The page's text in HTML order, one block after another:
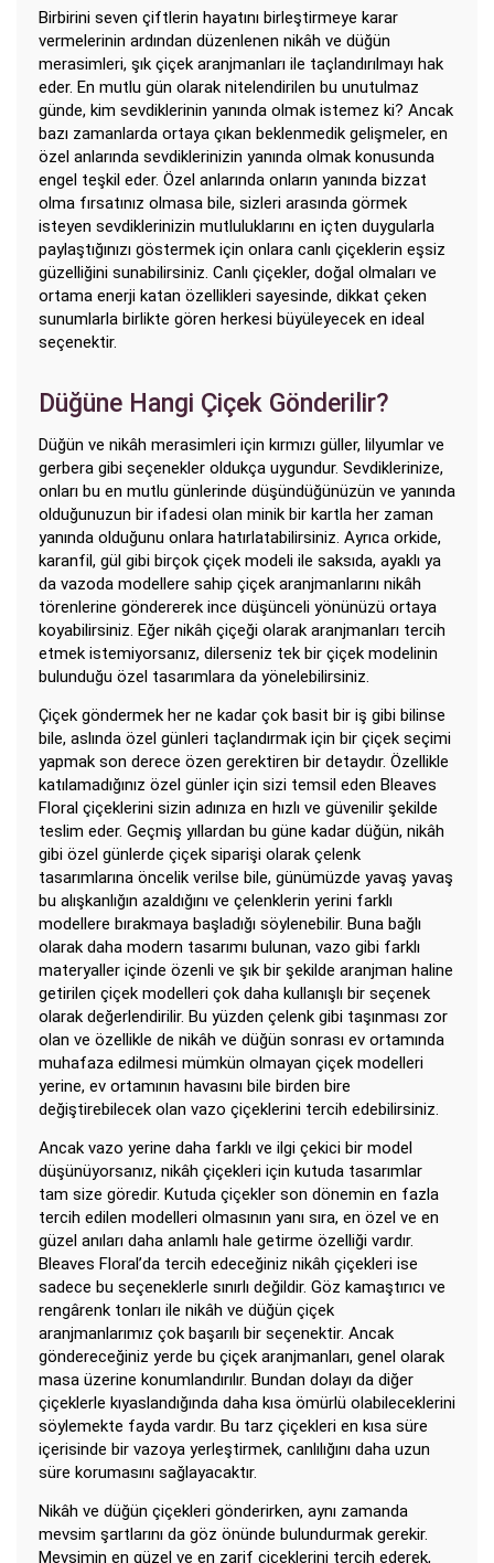
Birbirini seven çiftlerin hayatını birleştirmeye karar
vermelerinin ardından düzenlenen nikâh ve düğün
merasimleri, şık çiçek aranjmanları ile taçlandırılmayı hak
eder. En mutlu gün olarak nitelendirilen bu unutulmaz
günde, kim sevdiklerinin yanında olmak istemez ki? Ancak
bazı zamanlarda ortaya çıkan beklenmedik gelişmeler, en
özel anlarında sevdiklerinizin yanında olmak konusunda
engel teşkil eder. Özel anlarında onların yanında bizzat
olma fırsatınız olmasa bile, sizleri arasında görmek
isteyen sevdiklerinizin mutluluklarını en içten duygularla
paylaştığınızı göstermek için onlara canlı çiçeklerin eşsiz
güzelliğini sunabilirsiniz. Canlı çiçekler, doğal olmaları ve
ortama enerji katan özellikleri sayesinde, dikkat çeken
sunumlarla birlikte gören herkesi büyüleyecek en ideal
seçenektir.
Düğüne Hangi Çiçek Gönderilir?
Düğün ve nikâh merasimleri için kırmızı güller, lilyumlar ve
gerbera gibi seçenekler oldukça uygundur. Sevdiklerinize,
onları bu en mutlu günlerinde düşündüğünüzün ve yanında
olduğunuzun bir ifadesi olan minik bir kartla her zaman
yanında olduğunu onlara hatırlatabilirsiniz. Ayrıca orkide,
karanfil, gül gibi birçok çiçek modeli ile saksıda, ayaklı ya
da vazoda modellere sahip çiçek aranjmanlarını nikâh
törenlerine göndererek ince düşünceli yönünüzü ortaya
koyabilirsiniz. Eğer nikâh çiçeği olarak aranjmanları tercih
etmek istemiyorsanız, dilerseniz tek bir çiçek modelinin
bulunduğu özel tasarımlara da yönelebilirsiniz.
Çiçek göndermek her ne kadar çok basit bir iş gibi bilinse
bile, aslında özel günleri taçlandırmak için bir çiçek seçimi
yapmak son derece özen gerektiren bir detaydır. Özellikle
katılamadığınız özel günler için sizi temsil eden Bleaves
Floral çiçeklerini sizin adınıza en hızlı ve güvenilir şekilde
teslim eder. Geçmiş yıllardan bu güne kadar düğün, nikâh
gibi özel günlerde çiçek siparişi olarak çelenk
tasarımlarına öncelik verilse bile, günümüzde yavaş yavaş
bu alışkanlığın azaldığını ve çelenklerin yerini farklı
modellere bırakmaya başladığı söylenebilir. Buna bağlı
olarak daha modern tasarımı bulunan, vazo gibi farklı
materyaller içinde özenli ve şık bir şekilde aranjman haline
getirilen çiçek modelleri çok daha kullanışlı bir seçenek
olarak değerlendirilir. Bu yüzden çelenk gibi taşınması zor
olan ve özellikle de nikâh ve düğün sonrası ev ortamında
muhafaza edilmesi mümkün olmayan çiçek modelleri
yerine, ev ortamının havasını bile birden bire
değiştirebilecek olan vazo çiçeklerini tercih edebilirsiniz.
Ancak vazo yerine daha farklı ve ilgi çekici bir model
düşünüyorsanız, nikâh çiçekleri için kutuda tasarımlar
tam size göredir. Kutuda çiçekler son dönemin en fazla
tercih edilen modelleri olmasının yanı sıra, en özel ve en
güzel anıları daha anlamlı hale getirme özelliği vardır.
Bleaves Floral’da tercih edeceğiniz nikâh çiçekleri ise
sadece bu seçeneklerle sınırlı değildir. Göz kamaştırıcı ve
rengârenk tonları ile nikâh ve düğün çiçek
aranjmanlarımız çok başarılı bir seçenektir. Ancak
göndereceğiniz yerde bu çiçek aranjmanları, genel olarak
masa üzerine konumlandırılır. Bundan dolayı da diğer
çiçeklerle kıyaslandığında daha kısa ömürlü olabileceklerini
söylemekte fayda vardır. Bu tarz çiçekleri en kısa süre
içerisinde bir vazoya yerleştirmek, canlılığını daha uzun
süre korumasını sağlayacaktır.
Nikâh ve düğün çiçekleri gönderirken, aynı zamanda
mevsim şartlarını da göz önünde bulundurmak gerekir.
Mevsimin en güzel ve en zarif çiçeklerini tercih ederek,